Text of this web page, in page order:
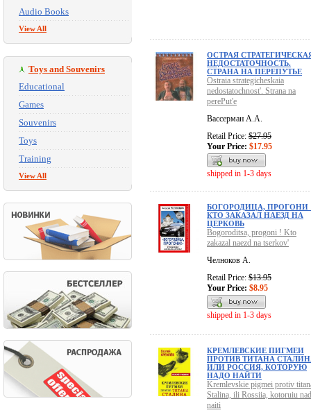
Audio Books
View All
Toys and Souvenirs
Educational
Games
Souvenirs
Toys
Training
View All
ОСТРАЯ
НЕДОСТАТОЧНОСТЬ.
СТРАНА НА ПЕРЕПУТЬЕ
Ostraia strategicheskaia
nedostatochnost'. Strana na
perePut'e
Вассерман А.А.
Retail Price: $27.95
Your Price: $17.95
shipped in 1-3 days
БОГОРОДИЦА, ПРОГОНИ
КТО ЗАКАЗАЛ НАЕЗД НА
ЦЕРКОВЬ
Bogoroditsa, progoni ! Kto
zakazal naezd na tserkov'
Челноков А.
Retail Price: $13.95
Your Price: $8.95
shipped in 1-3 days
КРЕМЛЕВСКИЕ ПИГМЕИ
ПРОТИВ ТИТАНА
ИЛИ РОССИЯ, КОТОРУЮ
НАДО НАЙТИ
Kremlevskie pigmei protiv
Stalina, ili Rossiia, kotoruiu
naiti